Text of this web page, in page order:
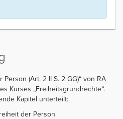
(Art. 2 II S. 2 GG)“ von RA
Kurses „Freiheitsgrundrechte“.
Kapitel unterteilt:
der Person